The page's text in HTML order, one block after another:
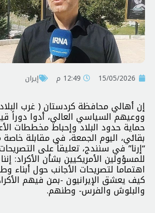
15/05/2026 12:49 م إيران
إن أهالي محافظة كردستان ( غرب
ووعيهم السياسي العالي، أدوا دوراً
حماية حدود البلاد وإحباط مخططات
بقائي، اليوم الجمعة، في مقابلة
“إرنا” في سنندج، تعليقاً على
للمسؤولين الأمريكيين بشأن الأكراد:
اهتماما لتصريحات الأجانب حول أبناء
كيف يعشق الإيرانيون -بمن فيهم
والبلوش والفرس- وطنهم.